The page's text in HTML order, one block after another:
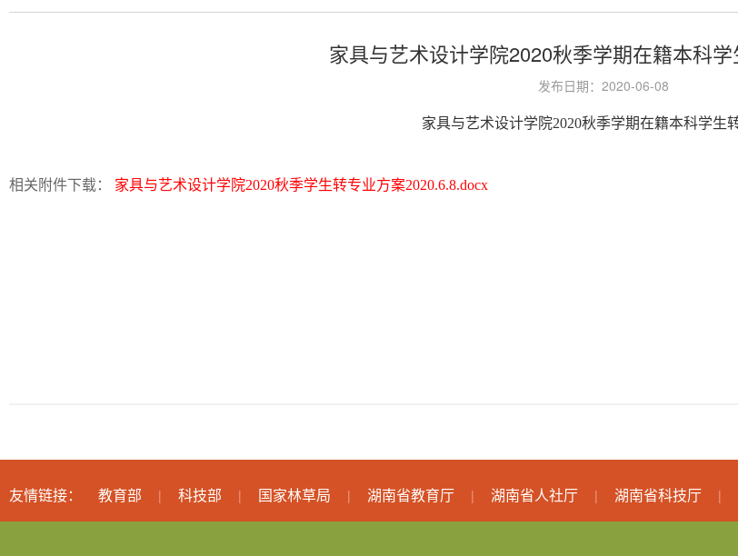
家具与艺术设计学院2020秋季学期在籍本科
发布日期：2020-06-08
家具与艺术设计学院2020秋季学期在籍本科学生
相关附件下载： 家具与艺术设计学院2020秋季学生转专业方案2020.6.8.docx
友情链接： 教育部 | 科技部 | 国家林草局 | 湖南省教育厅 | 湖南省人社厅 | 湖南省科技厅 |